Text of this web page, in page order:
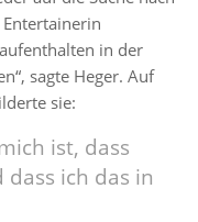
in der
sagte Heger. Auf
sie:
ist, dass
ich das in